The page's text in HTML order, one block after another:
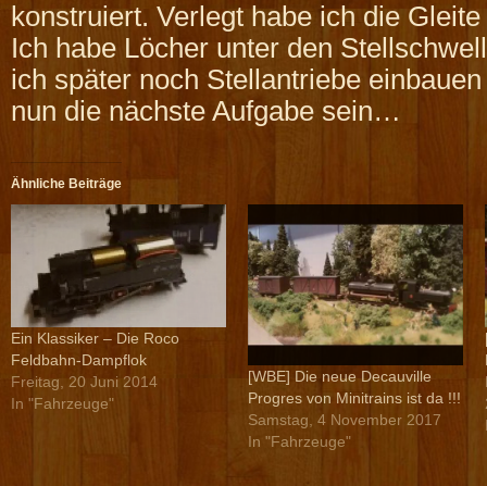
konstruiert. Verlegt habe ich die
Ich habe Löcher unter den
ich später noch Stellantriebe
nun die nächste Aufgabe sein…
Ähnliche Beiträge
Ein Klassiker – Die Roco
Feldbahn-Dampflok
Freitag, 20 Juni 2014
In "Fahrzeuge"
[WBE] Die neue Decauville
Progres von Minitrains ist da !!!
Samstag, 4 November 2017
In "Fahrzeuge"